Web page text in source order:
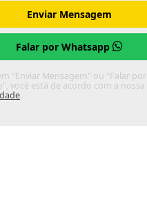
Enviar Mensagem
Falar por Whatsapp
"Enviar Mensagem" ou "Falar por
você está de acordo com a nossa
.